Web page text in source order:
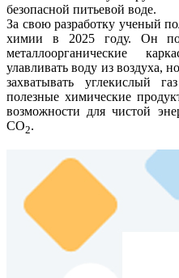
безопасной питьевой воде.
За свою разработку ученый
химии в 2025 году. Он
металлоорганические
улавливать воду из воздуха,
захватывать углекислый
полезные химические
возможности для чистой
CO2.